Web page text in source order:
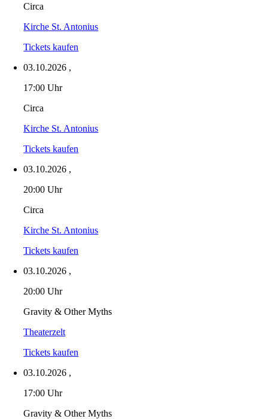
Circa
Kirche St. Antonius
Tickets kaufen
03.10.2026 ,
17:00 Uhr
Circa
Kirche St. Antonius
Tickets kaufen
03.10.2026 ,
20:00 Uhr
Circa
Kirche St. Antonius
Tickets kaufen
03.10.2026 ,
20:00 Uhr
Gravity & Other Myths
Theaterzelt
Tickets kaufen
03.10.2026 ,
17:00 Uhr
Gravity & Other Myths